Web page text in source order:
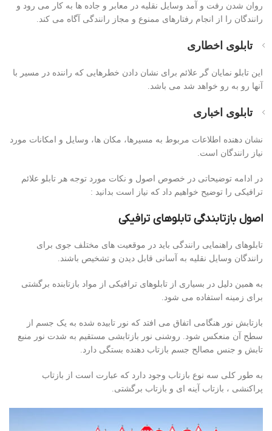
روان شدن رفت و آمد وسایل نقلیه در معابر و جاده ها به کار می رود و
رانندگان را از انجام رفتارهای ممنوع و مجاز رانندگی آگاه می کند.
تابلوی اخطاری
این تابلو نمایان گر علائم برای نشان دادن خطرهایی که راننده در مسیر با
آنها رو به رو خواهد شد می باشد.
تابلوی اخباری
نشان دهنده اطلاعات مربوط به مسیرها، مکان ها، وسایل و امکانات مورد
نیاز رانندگان است.
در ادامه توضیحاتی در خصوص اصول و نکات مورد توجه هر تابلو علائم
ترافیکی را توضیح خواهیم داد که نیاز است بدانید :
اصول بازتابندگی تابلوهای ترافیکی
تابلوهای راهنمایی رانندگی باید در موقعیت های مختلف جوی برای
رانندگان وسایل نقلیه به آسانی قابل دیدن و تشخیص باشند.
به همین دلیل در بسیاری از تابلوهای ترافیکی از مواد بازتابنده برگشتی
برای زمینه استفاده می شود.
بازتابش نور هنگامی اتفاق می افتد که نور تابیده شده به یک جسم از
سطح آن منعکس شود. روشنی نور بازتابشی مستقیم به شدت نور منبع
تابش و جنس مصالح جسم بازتاب دهنده بستگی دارد.
به طور کلی سه نوع بازتاب وجود دارد که عبارت است از بازتاب
پراکنشی ، بازتاب آینه ای و بازتاب برگشتی.